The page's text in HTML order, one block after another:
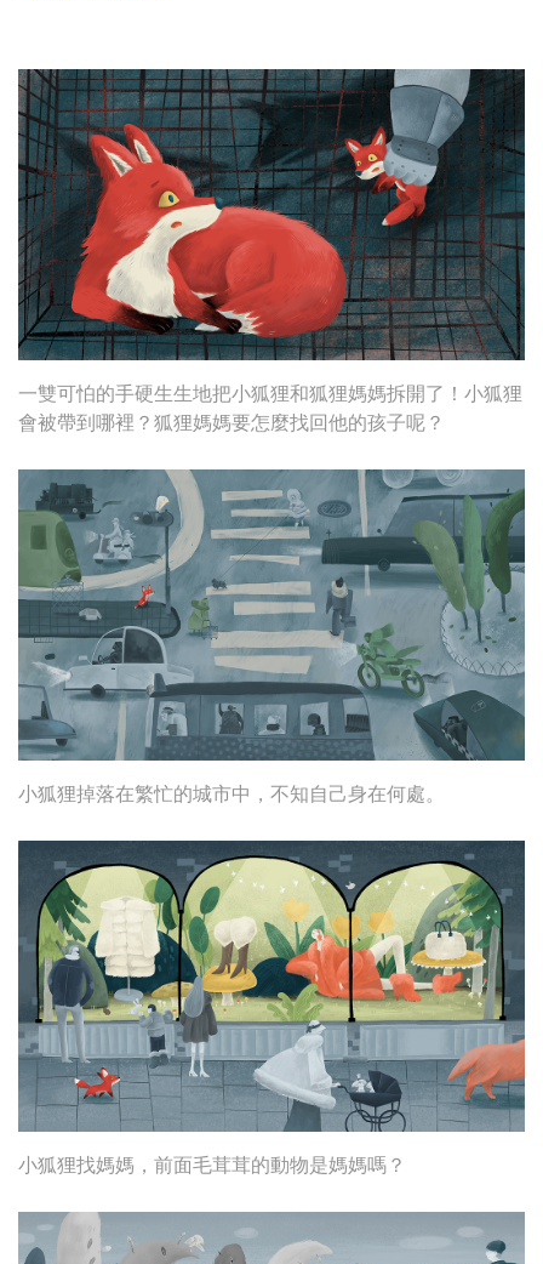
一雙可怕的手硬生生地把小狐狸和狐狸媽媽拆開了！小狐狸
會被帶到哪裡？狐狸媽媽要怎麼找回他的孩子呢？
小狐狸掉落在繁忙的城市中，不知自己身在何處。
小狐狸找媽媽，前面毛茸茸的動物是媽媽嗎？